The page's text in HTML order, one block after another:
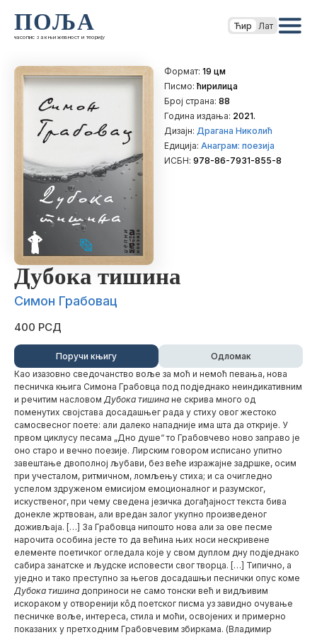
ПОЉА
часопис за књижевност и теорију
Ћир Лат
Формат: 19 цм
Писмо: ћирилица
Број страна: 88
Година издања: 2021.
Дизајн: Драгана Николић
Едиција: Анаграм: поезија
ИСБН: 978-86-7931-855-8
Дубока тишина
Симон Грабовац
400 РСД
Поручи књигу
Одломак
Као изазовно сведочанство воље за моћ и немоћ певања, нова
песничка књига Симона Грабовца под подједнако неиндикативним
и речитим насловом Дубока тишина не скрива много од
поменутих својстава досадашњег рада у стиху овог жестоко
самосвесног поете: али далеко нападније има шта да открије. У
првом циклусу песама „Дно душе“ то Грабовчево ново заправо је
оно старо и вечно поезије. Лирским говором исписано упитно
завештање двополној љубави, без веће изражајне задршке, осим
при учесталом, ритмичном, ломљењу стиха; и са очигледно
успелом здруженом емисијом емоционалног и разумског,
искуственог, при чему сведена језичка догађајност текста бива
донекле жртвован, али вредан залог укупно произведеног
доживљаја. […] За Грабовца нипошто нова али за ове песме
нарочита особина јесте то да већина њих носи нескривене
елементе поетичког огледала које у свом дуплом дну подједнако
сабира занатске и људске исповести свог творца. […] Типично, а
уједно и тако преступно за његов досадашњи песнички опус коме
Дубока тишина доприноси не само тонски већ и видљивим
искораком у отворенији кôд поетског писма уз завидно очување
песничке воље, интереса, стила и моћи, освојених и примерно
показаних у претходним Грабовчевим збиркама. (Владимир